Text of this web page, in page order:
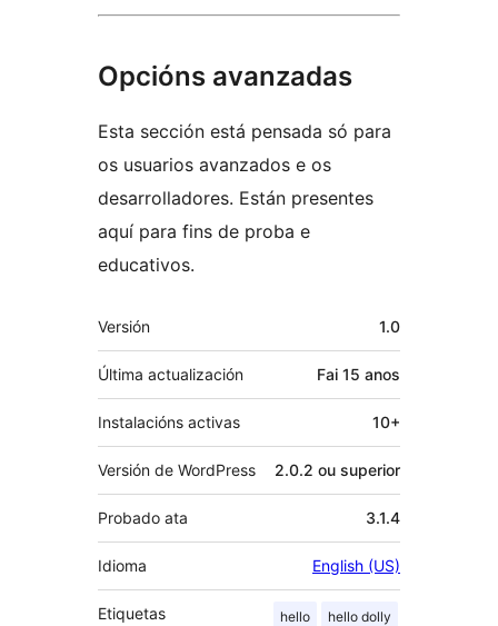
Opcións avanzadas
Esta sección está pensada só para
os usuarios avanzados e os
desarrolladores. Están presentes
aquí para fins de proba e
educativos.
Meta
Versión 1.0
Última actualización Fai 15 anos
Instalacións activas 10+
Versión de WordPress 2.0.2 ou superior
Probado ata 3.1.4
Idioma English (US)
Etiquetas hello hello dolly